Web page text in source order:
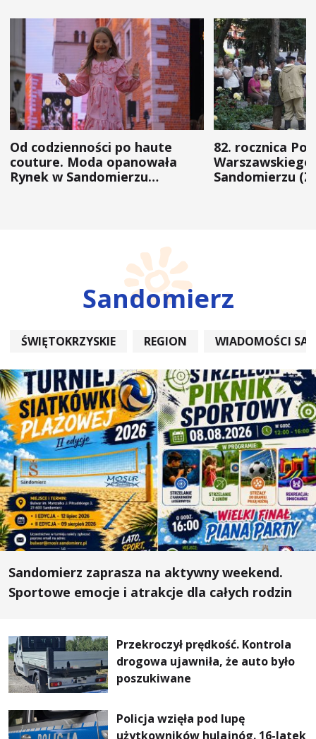
Od codzienności po haute
couture. Moda opanowała
Rynek w Sandomierzu
82. rocznica
Warszawskiego
Sandomierzu
Sandomierz
ŚWIĘTOKRZYSKIE REGION WIADOMOŚCI
Sandomierz zaprasza na aktywny weekend.
Sportowe emocje i atrakcje dla całych rodzin
Przekroczył prędkość. Kontrola
drogowa ujawniła, że auto było
poszukiwane
Policja wzięła pod lupę
użytkowników hulajnóg. 16-latek